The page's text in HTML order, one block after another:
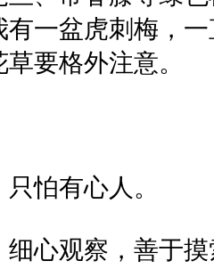
有一盆虎刺梅，
要格外注意。
怕有心人。
心观察，善于摸